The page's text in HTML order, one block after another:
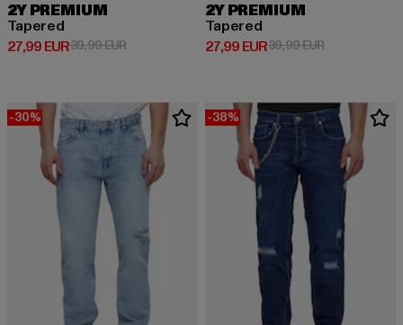
2Y PREMIUM
Tapered
27,99 EUR
Derzeitiger Preis: 27,99 EUR
39,99 EURAktionspreis: 39,99 EUR
2Y PREMIUM
Tapered
27,99 EUR
Derzeitiger Preis: 27,99 EUR
39,99 EURAktionspreis:
-30% -38%